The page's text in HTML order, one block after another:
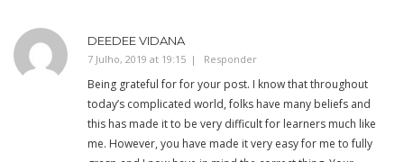
DEEDEE VIDANA
7 Julho, 2019 at 19:15 Responder
Being grateful for for your post. I know that throughout
today’s complicated world, folks have many beliefs and
this has made it to be very difficult for learners much like
me. However, you have made it very easy for me to fully